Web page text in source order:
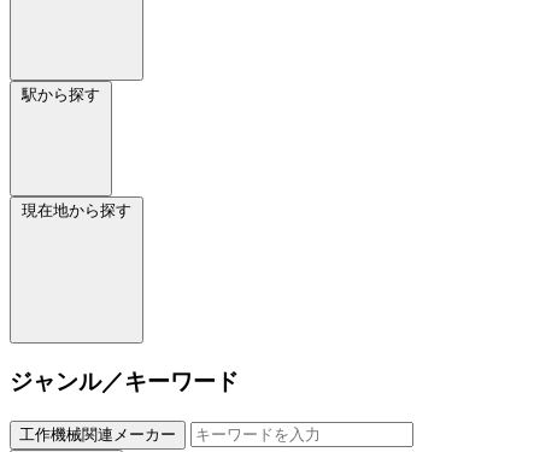
駅から探す
現在地から探す
ジャンル／キーワード
工作機械関連メーカー